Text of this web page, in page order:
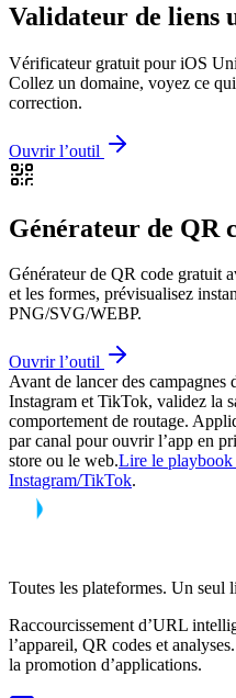
Validateur de liens
Vérificateur gratuit pour iOS
Collez un domaine, voyez ce
correction.
Ouvrir l’outil
Générateur de QR
Générateur de QR code gratuit
et les formes, prévisualisez
PNG/SVG/WEBP.
Ouvrir l’outil
Avant de lancer des
Instagram et TikTok, validez la
comportement de routage.
par canal pour ouvrir l’app en
store ou le web.Lire le playbook
Instagram/TikTok.
Toutes les plateformes. Un seul
Raccourcissement d’URL
l’appareil, QR codes et
la promotion d’applications.